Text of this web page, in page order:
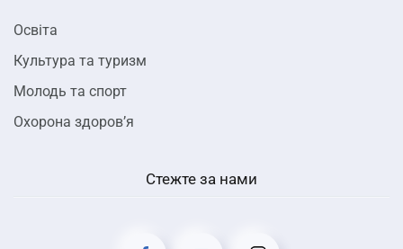
Освіта
Культура та туризм
Молодь та спорт
Охорона здоров’я
Стежте за нами